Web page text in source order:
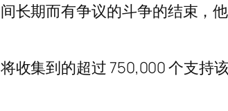
长期而有争议的斗争的结束，
收集到的超过 750,000 个支持